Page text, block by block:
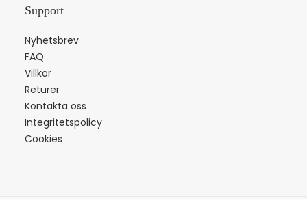
Support
Nyhetsbrev
FAQ
Villkor
Returer
Kontakta oss
Integritetspolicy
Cookies